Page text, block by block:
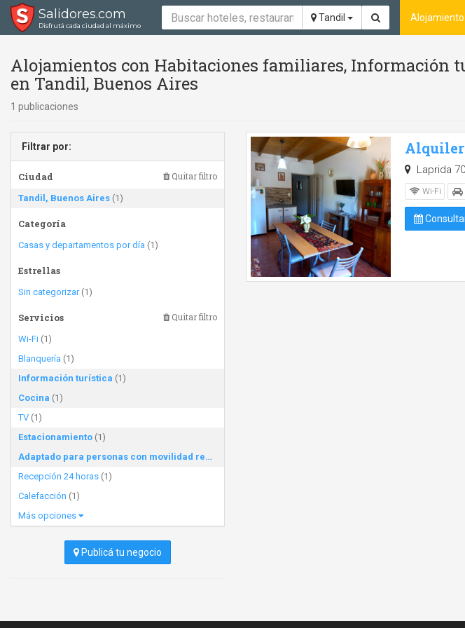
Salidores.com
Disfrutá cada ciudad al máximo
Tandil Alojamiento
Alojamientos con Habitaciones familiares, Información
en Tandil, Buenos Aires
1 publicaciones
Filtrar por:
Ciudad Quitar filtro
Tandil, Buenos Aires (1)
Categoría
Casas y departamentos por día (1)
Estrellas
Sin categorizar(1)
Servicios Quitar filtro
Wi-Fi (1)
Blanquería (1)
Información turística (1)
Cocina (1)
TV (1)
Estacionamiento (1)
Adaptado para personas con movilidad reducida
Recepción 24 horas (1)
Calefacción (1)
Más opciones
Publicá tu negocio
Alquiler
Laprida
Wi-Fi